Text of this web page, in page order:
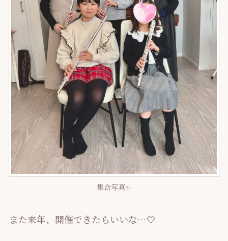
集合写真✨
また来年、開催できたらいいな…🤍